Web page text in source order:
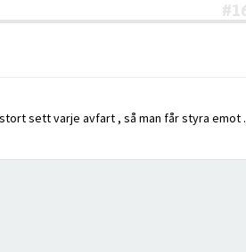
sett varje avfart , så man får styra emot .